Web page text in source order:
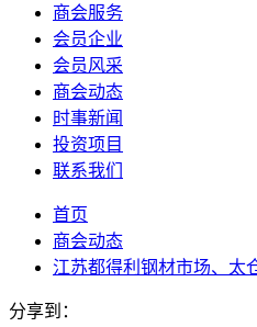
商会服务
会员企业
会员风采
商会动态
时事新闻
投资项目
联系我们
首页
商会动态
江苏都得利钢材市场、太
分享到：